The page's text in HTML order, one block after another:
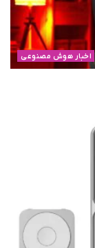
اخبار هوش مصنوعی